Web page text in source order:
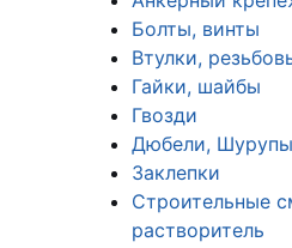
Болты, винты
Втулки,
Гайки, шайбы
Гвозди
Дюбели,
Заклепки
Строительные
растворитель